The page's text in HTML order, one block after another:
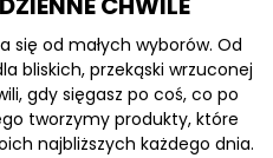
się od małych wyborów. Od
bliskich, przekąski wrzuconej
gdy sięgasz po coś, co po
tworzymy produkty, które
najbliższych każdego dnia.